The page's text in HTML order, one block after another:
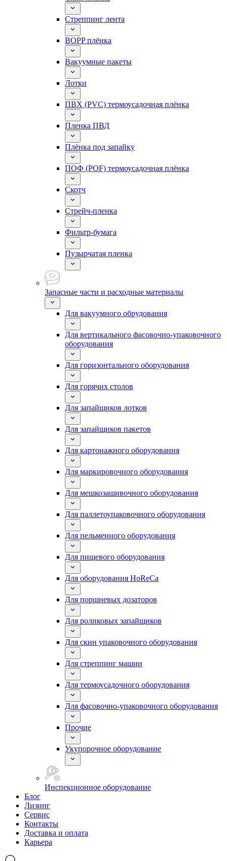
Стреппинг лента
BOPP плёнка
Вакуумные пакеты
Лотки
ПВХ (PVC) термоусадочная плёнка
Пленка ПВД
Плёнка под запайку
ПОФ (POF) термоусадочная плёнка
Скотч
Стрейч-пленка
Фильтр-бумага
Пузырчатая пленка
Запасные части и расходные материалы
Для вакуумного обрудования
Для вертикального фасовочно-упаковочного
оборудования
Для горизонтального оборудования
Для горячих столов
Для запайщиков лотков
Для запайщиков пакетов
Для картонажного оборудования
Для маркировочного оборудования
Для мешкозашивочного оборудования
Для паллетоупаковочного оборудования
Для пельменного оборудования
Для пищевого оборудования
Для оборудования HoReCa
Для поршневых дозаторов
Для роликовых запайщиков
Для скин упаковочного оборудования
Для стреппинг машин
Для термоусадочного оборудования
Для фасовочно-упаковочного оборудования
Прочие
Укупорочное оборудование
Инспекционное оборудование
Блог
Лизинг
Сервис
Контакты
Доставка и оплата
Карьера